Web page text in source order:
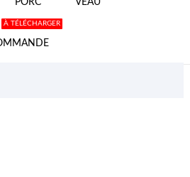
PORC VEAU
À TÉLÉCHARGER